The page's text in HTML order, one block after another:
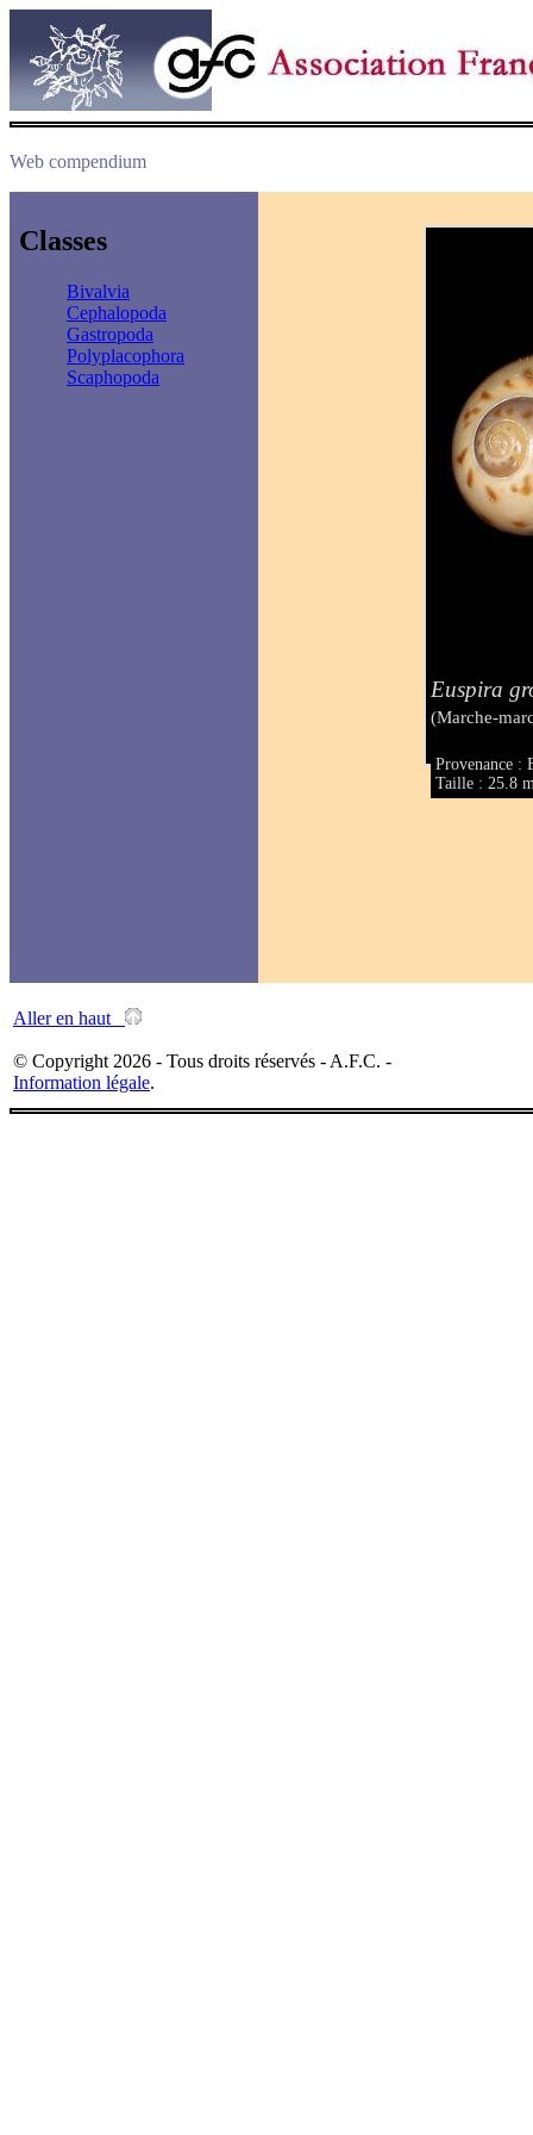
Web compendium
Classes
Bivalvia
Cephalopoda
Gastropoda
Polyplacophora
Scaphopoda
Euspira
(Marche-
Provenance :
Taille : 25.8
Aller en haut
© Copyright 2026 - Tous droits réservés - A.F.C. -
Information légale.